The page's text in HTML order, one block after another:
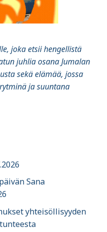
joka etsii hengellistä
juhlia osana Jumalan
sekä elämää, jossa
ja suuntana
Sana
yhteisöllisyyden